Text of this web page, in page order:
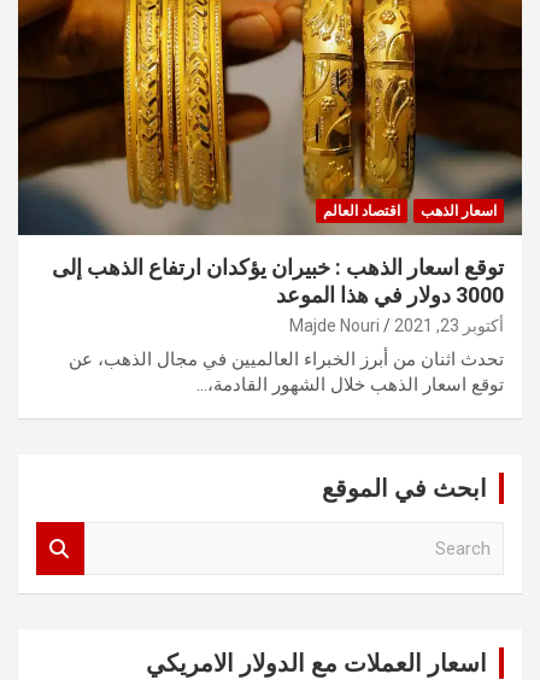
اسعار الذهب اقتصاد العالم
توقع اسعار الذهب : خبيران يؤكدان ارتفاع الذهب إلى
3000 دولار في هذا الموعد
أكتوبر 23, 2021 Majde Nouri
تحدث اثنان من أبرز الخبراء العالميين في مجال الذهب، عن
توقع اسعار الذهب خلال الشهور القادمة،…
ابحث في الموقع
اسعار العملات مع الدولار الامريكي